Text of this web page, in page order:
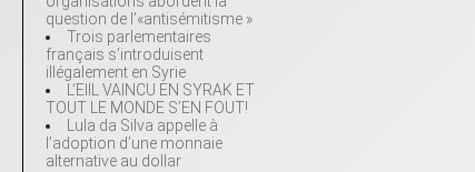
question de l’«antisémitisme »
Trois parlementaires
français s’introduisent
illégalement en Syrie
L’EIIL VAINCU EN SYRAK ET
TOUT LE MONDE S’EN FOUT!
Lula da Silva appelle à
l’adoption d’une monnaie
alternative au dollar